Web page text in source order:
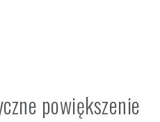
powiększenie